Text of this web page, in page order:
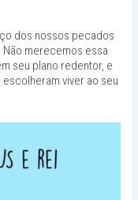
dos nossos pecados
Não merecemos essa
seu plano redentor, e
viver ao seu